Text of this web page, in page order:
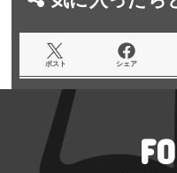
ポスト シェア